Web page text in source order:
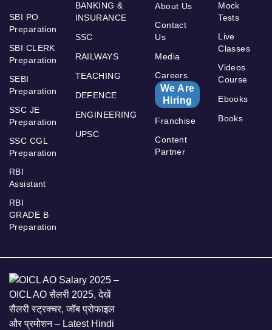
SBI PO
Preparation
SBI CLERK
Preparation
SEBI
Preparation
SSC JE
Preparation
SSC CGL
Preparation
RBI
Assistant
RBI
GRADE B
Preparation
BANKING &
INSURANCE
SSC
RAILWAYS
TEACHING
DEFENCE
ENGINEERING
UPSC
About Us
Contact
Us
Media
Careers
We Are
Hiring
Franchise
Content
Partner
Mock
Tests
Live
Classes
Videos
Course
Ebooks
Books